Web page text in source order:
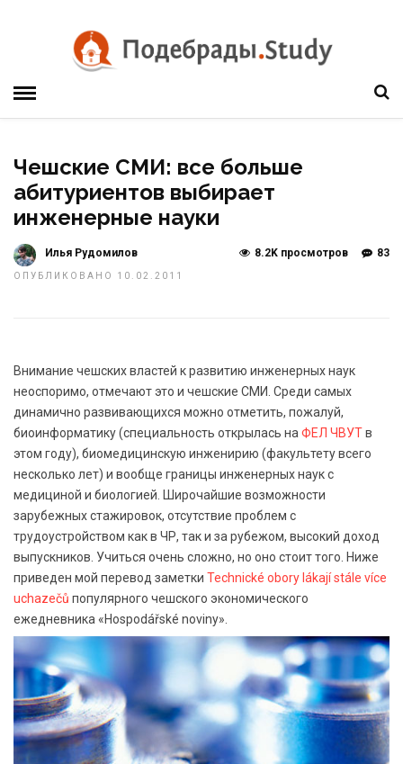
Чешские СМИ: все больше
абитуриентов выбирает
инженерные науки
Илья Рудомилов
ОПУБЛИКОВАНО 10.02.2011
83
8.2K просмотров
Внимание чешских властей к развитию инженерных наук
неоспоримо, отмечают это и чешские СМИ. Среди самых
динамично развивающихся можно отметить, пожалуй,
биоинформатику (специальность открылась на ФЕЛ ЧВУТв
этом году), биомедицинскую инженирию (факультету всего
несколько лет) и вообще границы инженерных наук с
медициной и биологией. Широчайшие возможности
зарубежных стажировок, отсутствие проблем с
трудоустройством как в ЧР, так и за рубежом, высокий доход
выпускников. Учиться очень сложно, но оно стоит того. Ниже
приведен мой перевод заметки Technické obory lákají stále více
uchazečů популярного чешского экономического
ежедневника «Hospodářské noviny».